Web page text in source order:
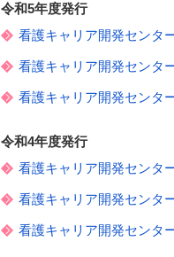
令和5年度発行
看護キャリア開発センタ
看護キャリア開発センタ
看護キャリア開発センタ
令和4年度発行
看護キャリア開発センタ
看護キャリア開発センタ
看護キャリア開発センタ